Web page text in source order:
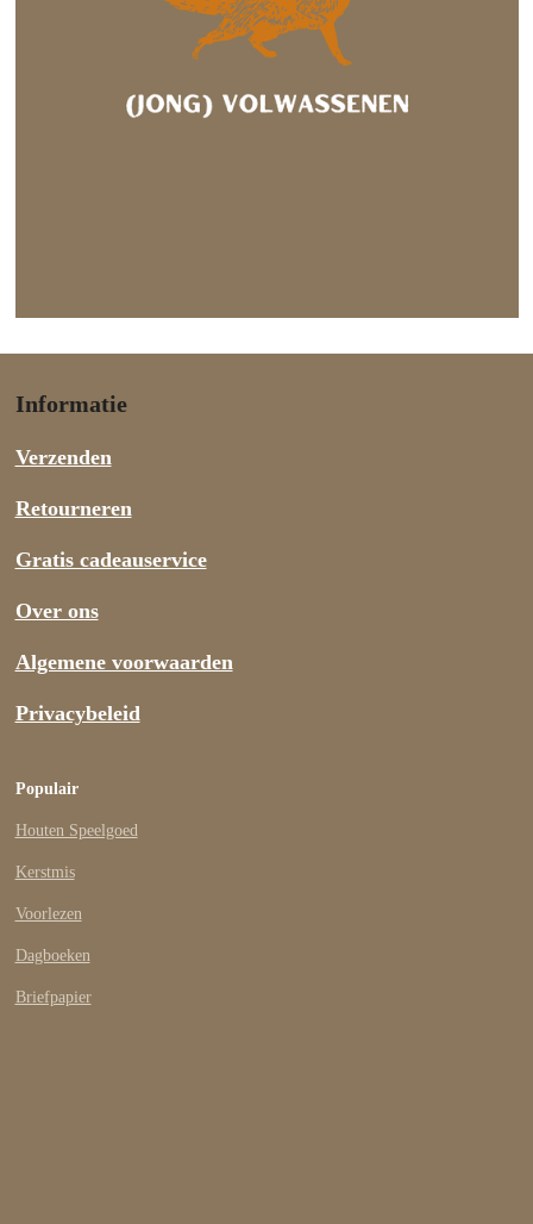
Informatie
Verzenden
Retourneren
Gratis cadeauservice
Over ons
Algemene voorwaarden
Privacybeleid
Populair
Houten Speelgoed
Kerstmis
Voorlezen
Dagboeken
Briefpapier